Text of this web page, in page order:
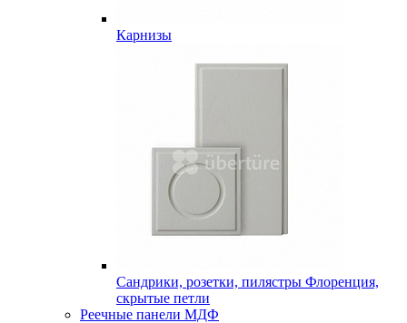
Карнизы
Сандрики, розетки, пилястры Флоренция,
скрытые петли
Реечные панели МДФ